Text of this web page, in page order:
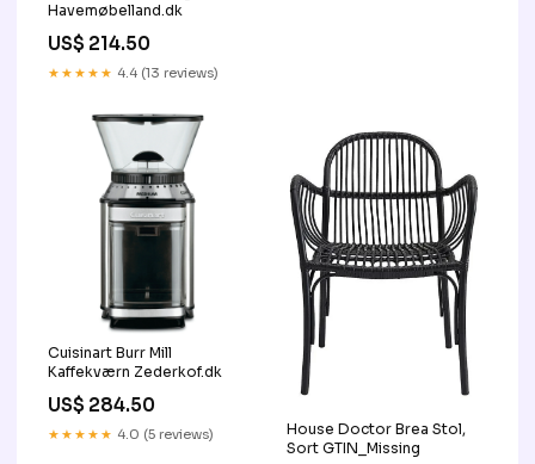
Havemøbelland.dk
US$ 214.50
★★★★★ 4.4 (13 reviews)
Cuisinart Burr Mill
Kaffekværn Zederkof.dk
US$ 284.50
★★★★★ 4.0 (5 reviews)
House Doctor Brea Stol,
Sort GTIN_Missing